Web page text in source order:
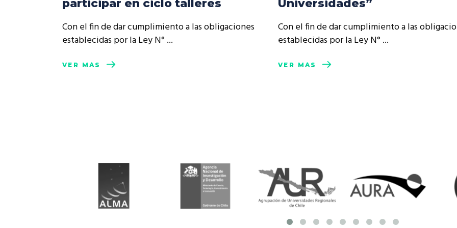
Representantes Técnicos
Cómo integrarse a REUNA
participar en ciclo talleres
Con el fin de dar cumplimiento a las obligaciones
establecidas por la Ley N°
VER MÁS
Universidades”
Con el fin de dar cumplimiento a las
establecidas por la Ley N°
VER MÁS